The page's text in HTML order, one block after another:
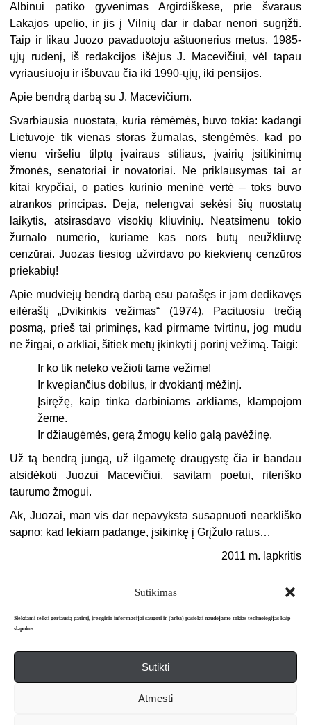
Sutikimas
Siekdami teikti geriausią patirtį, įrenginio informacijai saugoti ir (arba) pasiekti naudojame tokias technologijas kaip
slapukus.
Sutikti
Atmesti
Albinui patiko gyvenimas Argirdiškėse, prie švaraus
Lakajos upelio, ir jis į Vilnių dar ir dabar nenori sugrįžti.
Taip ir likau Juozo pavaduotoju aštuonerius metus. 1985-
ųjų ru­denį, iš redakcijos išėjus J. Macevičiui, vėl tapau
vyriausiuoju ir išbuvau čia iki 1990-ųjų, iki pensijos.
Apie bendrą darbą su J. Macevičium.
Svarbiausia nuostata, kuria rėmėmės, buvo tokia: kadangi
Lietuvoje tik vie­nas storas žurnalas, stengėmės, kad po
vienu viršeliu tilptų įvairaus stiliaus, įvairių įsitikinimų
žmonės, senatoriai ir novatoriai. Ne priklausymas tai ar
kitai krypčiai, o paties kūrinio meninė vertė – toks buvo
atrankos principas. Deja, ne­lengvai sekėsi šių nuostatų
laikytis, atsirasdavo visokių kliuvinių. Neatsimenu tokio
žurnalo numerio, kuriame kas nors būtų neužkliuvę
cenzūrai. Juozas tie­siog užvirdavo po kiekvienų cenzūros
priekabių!
Apie mudviejų bendrą darbą esu parašęs ir jam dedikavęs
eilėraštį „Dvi­kinkis vežimas“ (1974). Pacituosiu trečią
posmą, prieš tai priminęs, kad pirmame tvirtinu, jog mudu
ne žirgai, o arkliai, šitiek metų įkinkyti į porinį vežimą. Taigi:
Ir ko tik neteko vežioti tame vežime!
Ir kvepiančius dobilus, ir dvokiantį mėžinį.
Įsiręžę, kaip tinka darbiniams arkliams, klampojom
žeme.
Ir džiaugėmės, gerą žmogų kelio galą pavėžinę.
Už tą bendrą jungą, už ilgametę draugystę čia ir bandau
atsidėkoti Juozui Macevičiui, savitam poetui, riteriško
taurumo žmogui.
Ak, Juozai, man vis dar nepavyksta susapnuoti nearkliško
sapno: kad lekiam padange, įsikinkę į Grįžulo ratus…
2011 m. lapkritis
Apie mus Redakcija Prenumerata